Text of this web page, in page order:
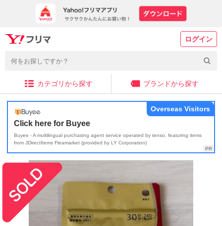
ログイン
カテゴリから探す ブランドから探す
Click here for Buyee
Buyee - A multilingual purchasing agent service operated by tenso, featuring items
from JDirectItems Fleamarket (provided by LY Corporation)
Overseas Visitors